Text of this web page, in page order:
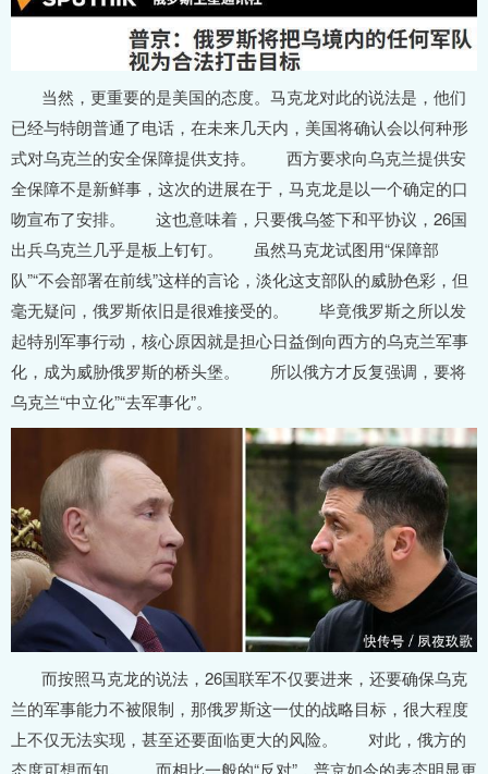
当然，更重要的是美国的态度。马克龙对此的说法是，他们
已经与特朗普通了电话，在未来几天内，美国将确认会以何种形
式对乌克兰的安全保障提供支持。 西方要求向乌克兰提供安
全保障不是新鲜事，这次的进展在于，马克龙是以一个确定的口
吻宣布了安排。 这也意味着，只要俄乌签下和平协议，26国
出兵乌克兰几乎是板上钉钉。 虽然马克龙试图用“保障部
队”“不会部署在前线”这样的言论，淡化这支部队的威胁色彩，但
毫无疑问，俄罗斯依旧是很难接受的。 毕竟俄罗斯之所以发
起特别军事行动，核心原因就是担心日益倒向西方的乌克兰军事
化，成为威胁俄罗斯的桥头堡。 所以俄方才反复强调，要将
乌克兰“中立化”“去军事化”。
而按照马克龙的说法，26国联军不仅要进来，还要确保乌克
兰的军事能力不被限制，那俄罗斯这一仗的战略目标，很大程度
上不仅无法实现，甚至还要面临更大的风险。 对此，俄方的
态度可想而知。 而相比一般的“反对”，普京如今的表态明显更